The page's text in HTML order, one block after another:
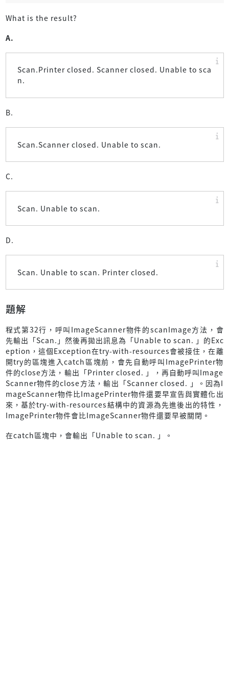
What is the result?
A.
Scan.Printer closed. Scanner closed. Unable to sca
n.
B.
Scan.Scanner closed. Unable to scan.
C.
Scan. Unable to scan.
D.
Scan. Unable to scan. Printer closed.
題解
程式第32行，呼叫ImageScanner物件的scanImage方法，會
先輸出「Scan.」然後再拋出訊息為「Unable to scan. 」的Exc
eption，這個Exception在try-with-resources會被接住，在離
開try的區塊進入catch區塊前，會先自動呼叫ImagePrinter物
件的close方法，輸出「Printer closed. 」，再自動呼叫Image
Scanner物件的close方法，輸出「Scanner closed. 」。因為I
mageScanner物件比ImagePrinter物件還要早宣告與實體化出
來，基於try-with-resources結構中的資源為先進後出的特性，
ImagePrinter物件會比ImageScanner物件還要早被關閉。
在catch區塊中，會輸出「Unable to scan. 」。